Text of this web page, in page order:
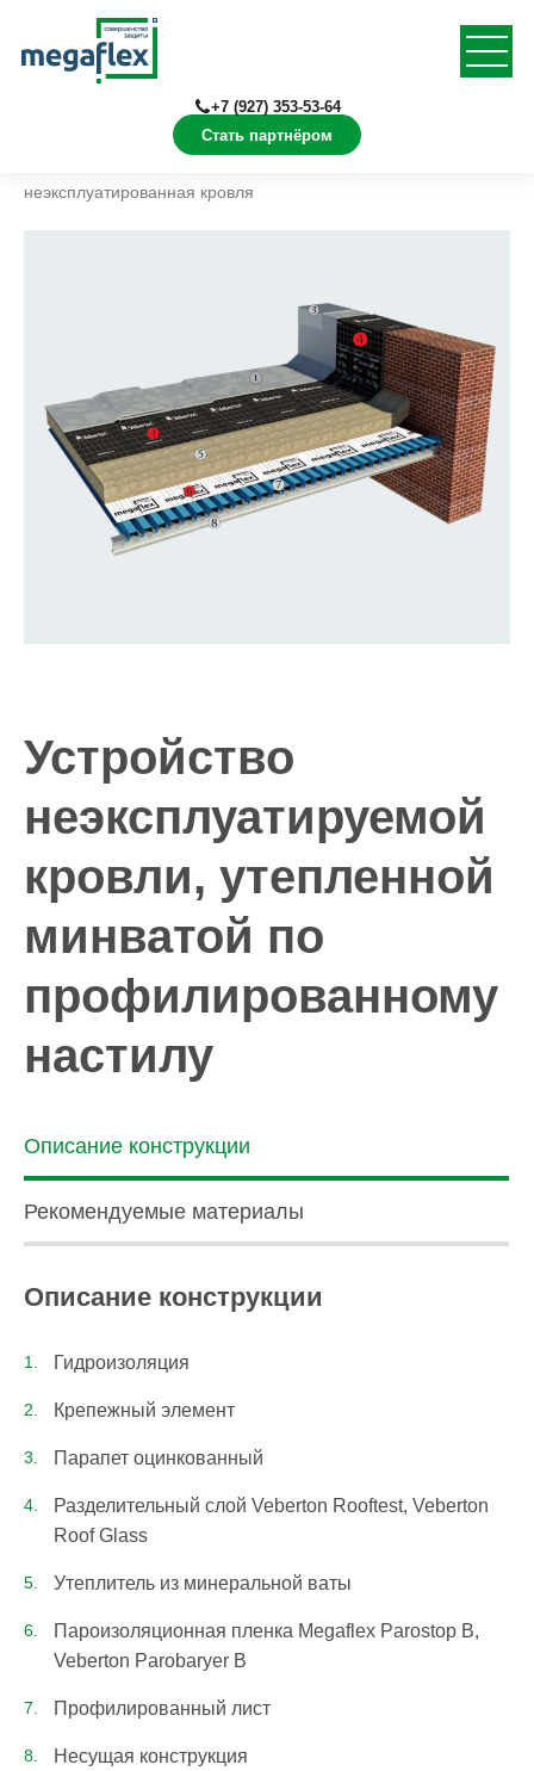
Стать партнёром
+7 (927) 353-53-64
неэксплуатированная кровля
Устройство
неэксплуатируемой
кровли, утепленной
минватой по
профилированному
настилу
Описание конструкции
Рекомендуемые материалы
Описание конструкции
Гидроизоляция
Крепежный элемент
Парапет оцинкованный
Разделительный слой Veberton Rooftest, Veberton
Roof Glass
Утеплитель из минеральной ваты
Пароизоляционная пленка Megaflex Parostop B,
Veberton Parobaryer B
Профилированный лист
Несущая конструкция